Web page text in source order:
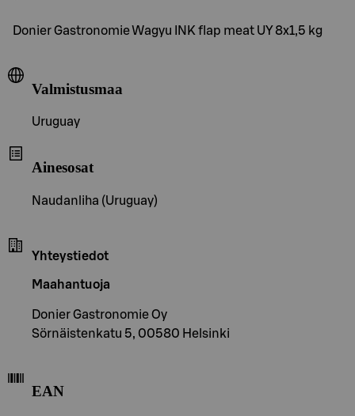
Donier Gastronomie Wagyu INK flap meat UY 8x1,5 kg
Valmistusmaa
Uruguay
Ainesosat
Naudanliha (Uruguay)
Yhteystiedot
Maahantuoja
Donier Gastronomie Oy
Sörnäistenkatu 5, 00580 Helsinki
EAN